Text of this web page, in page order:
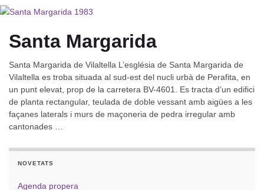
Santa Margarida
Santa Margarida de Vilaltella L’església de Santa Margarida de
Vilaltella es troba situada al sud-est del nucli urbà de Perafita, en
un punt elevat, prop de la carretera BV-4601. Es tracta d’un edifici
de planta rectangular, teulada de doble vessant amb aigües a les
façanes laterals i murs de maçoneria de pedra irregular amb
cantonades …
NOVETATS
Agenda propera